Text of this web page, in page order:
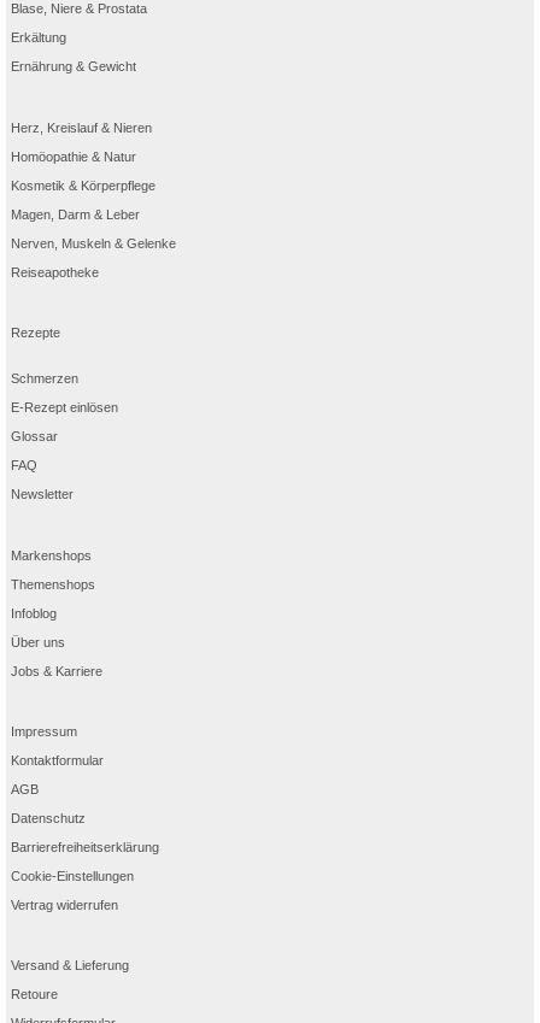
Blase, Niere & Prostata
Erkältung
Ernährung & Gewicht
Herz, Kreislauf & Nieren
Homöopathie & Natur
Kosmetik & Körperpflege
Magen, Darm & Leber
Nerven, Muskeln & Gelenke
Reiseapotheke
Rezepte
Schmerzen
E-Rezept einlösen
Glossar
FAQ
Newsletter
Markenshops
Themenshops
Infoblog
Über uns
Jobs & Karriere
Impressum
Kontaktformular
AGB
Datenschutz
Barrierefreiheitserklärung
Cookie-Einstellungen
Vertrag widerrufen
Versand & Lieferung
Retoure